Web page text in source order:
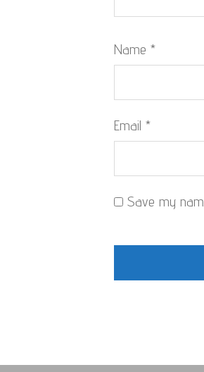
Name *
Email *
Save my